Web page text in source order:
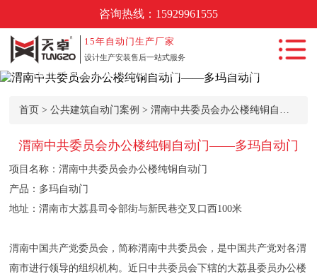
咨询热线： 15929961555
15年自动门生产厂家
设计生产安装售后一站式服务
首页
自动门产品中
心
自动门工程案
自动门知识
常见问题
关于我们
联系我们
渭南中共委员会办公楼纯铜自动门——多玛自动门
首页 > 公共建筑自动门案例 > 渭南中共委员会办公楼纯铜自动门——多玛自动门
渭南中共委员会办公楼纯铜自动门——多玛自动门
项目名称：渭南中共委员会办公楼纯铜自动门
产品：多玛自动门
地址：渭南市大荔县司令部街与新民巷交叉口西100米
渭南中国共产党委员会，简称渭南中共委员会，是中国共产党对各渭
南市进行领导的组织机构。近日中共委员会下辖的大荔县委员办公楼